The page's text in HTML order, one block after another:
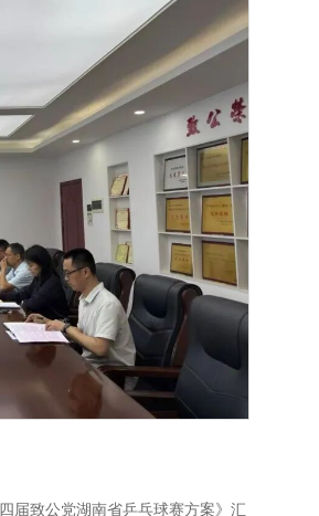
届致公党湖南省乒乓球赛方案》汇